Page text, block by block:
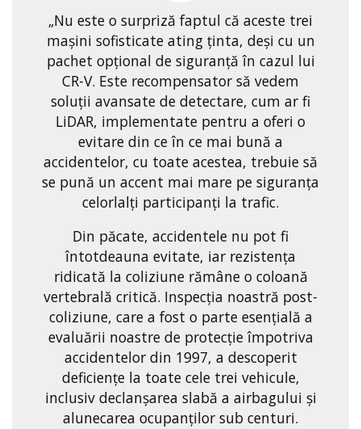
„Nu este o surpriză faptul că aceste trei
mașini sofisticate ating ținta, deși cu un
pachet opțional de siguranță în cazul lui
CR-V. Este recompensator să vedem
soluții avansate de detectare, cum ar fi
LiDAR, implementate pentru a oferi o
evitare din ce în ce mai bună a
accidentelor, cu toate acestea, trebuie să
se pună un accent mai mare pe siguranța
celorlalți participanți la trafic.
Din păcate, accidentele nu pot fi
întotdeauna evitate, iar rezistența
ridicată la coliziune rămâne o coloană
vertebrală critică. Inspecția noastră post-
coliziune, care a fost o parte esențială a
evaluării noastre de protecție împotriva
accidentelor din 1997, a descoperit
deficiențe la toate cele trei vehicule,
inclusiv declanșarea slabă a airbagului și
alunecarea ocupanților sub centuri.